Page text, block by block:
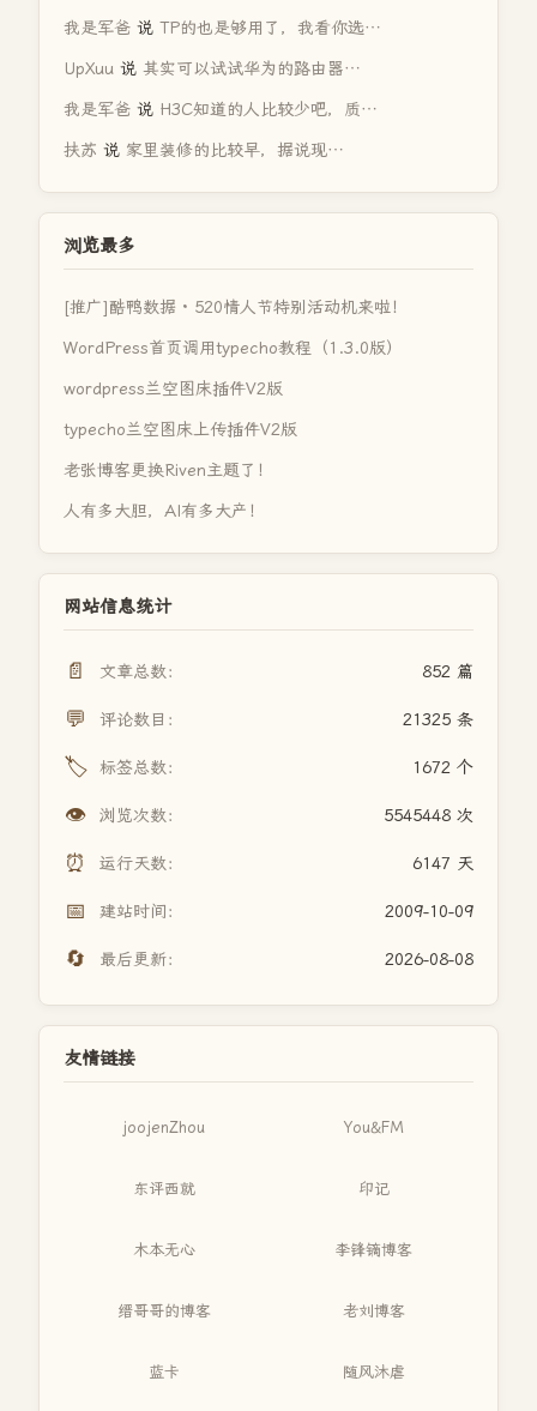
我是军爸 说 TP的也是够用了，我看你选…
UpXuu 说 其实可以试试华为的路由器…
我是军爸 说 H3C知道的人比较少吧，质…
扶苏 说 家里装修的比较早，据说现…
浏览最多
[推广]酷鸭数据 · 520情人节特别活动机来啦！
WordPress首页调用typecho教程（1.3.0版）
wordpress兰空图床插件V2版
typecho兰空图床上传插件V2版
老张博客更换Riven主题了！
人有多大胆，AI有多大产！
网站信息统计
📄 文章总数： 852 篇
💬 评论数目： 21325 条
🏷️ 标签总数： 1672 个
👁️ 浏览次数： 5545448 次
⏰ 运行天数： 6147 天
📅 建站时间： 2009-10-09
🔄 最后更新： 2026-08-08
友情链接
joojenZhou You&FM
东评西就 印记
木本无心 李锋镝博客
缙哥哥的博客 老刘博客
蓝卡 随风沐虐